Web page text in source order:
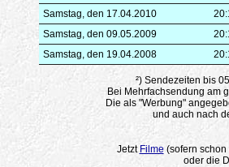
Samstag, den 17.04.2010
Samstag, den 09.05.2009
Samstag, den 19.04.2008
²) Sendezeiten bis
Bei Mehrfachsendung am
Die als "Werbung"
und auch nach
Jetzt Filme(sofern
oder die